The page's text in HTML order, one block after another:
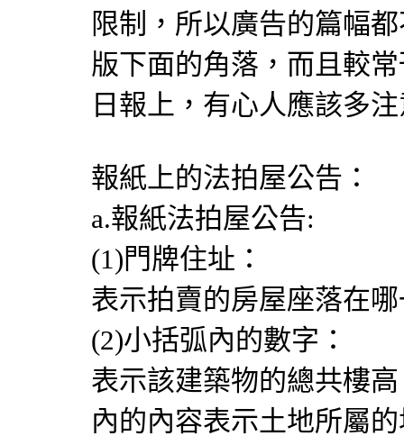
限制，所以廣告的篇幅
版下面的角落，而且較
日報上，有心人應該多
報紙上的法拍屋公告：
a.報紙法拍屋公告:
(1)門牌住址：
表示拍賣的房屋座落在
(2)小括弧內的數字：
表示該建築物的總共樓
內的內容表示土地所屬